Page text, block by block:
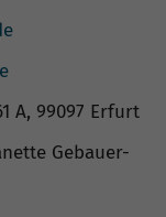
A, 99097 Erfurt
Gebauer-